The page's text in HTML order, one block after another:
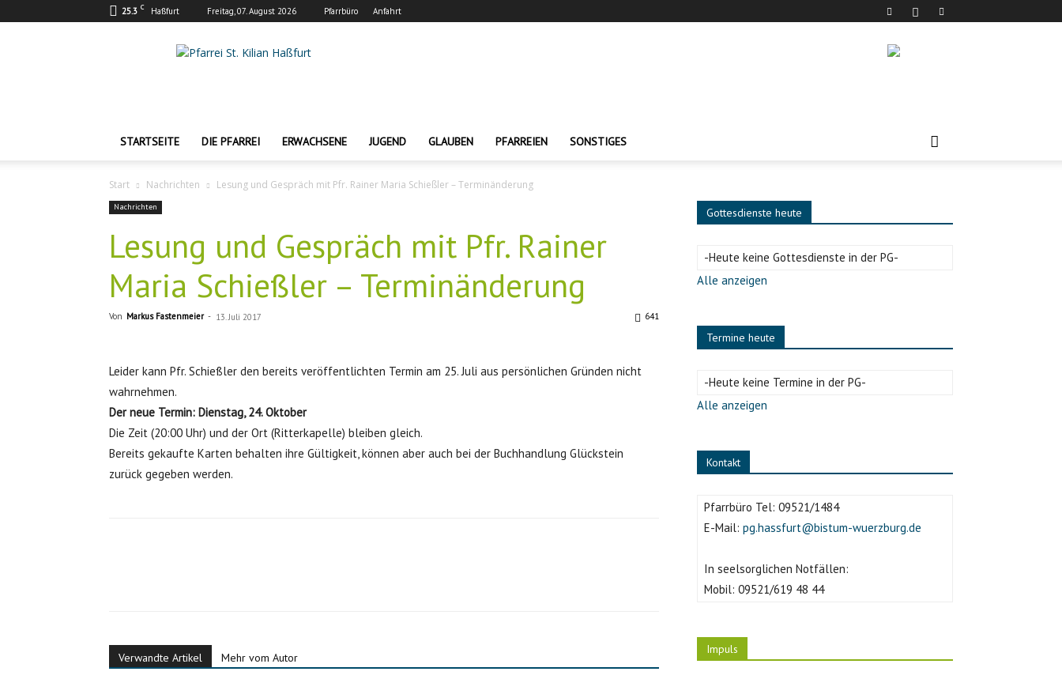
25.3 C Haßfurt Freitag, 07. August 2026 Pfarrbüro Anfahrt
Pfarrei
STARTSEITE DIE PFARREI ERWACHSENE JUGEND GLAUBEN PFARREIEN SONSTIGES
Start Nachrichten Lesung und Gespräch mit Pfr. Rainer Maria Schießler – Terminänderung
Nachrichten
Lesung und Gespräch mit Pfr. Rainer
Maria Schießler – Terminänderung
Von Markus Fastenmeier - 13. Juli 2017 641
Leider kann Pfr. Schießler den bereits veröffentlichten Termin am 25. Juli aus persönlichen Gründen nicht
wahrnehmen.
Der neue Termin: Dienstag, 24. Oktober
Die Zeit (20:00 Uhr) und der Ort (Ritterkapelle) bleiben gleich.
Bereits gekaufte Karten behalten ihre Gültigkeit, können aber auch bei der Buchhandlung Glückstein
zurück gegeben werden.
Verwandte Artikel Mehr vom Autor
Gottesdienste heute
-Heute keine Gottesdienste in der PG-
Alle anzeigen
Termine heute
-Heute keine Termine in der PG-
Alle anzeigen
Kontakt
Pfarrbüro Tel: 09521/1484
E-Mail: pg.hassfurt@bistum-wuerzburg.de
In seelsorglichen Notfällen:
Mobil: 09521/619 48 44
Impuls